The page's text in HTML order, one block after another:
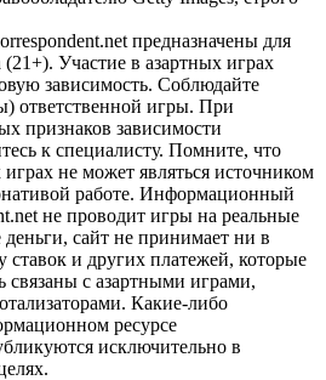
предназначены для
Участие в азартных играх
зависимость. Соблюдайте
ответственной игры. При
признаков зависимости
к специалисту. Помните, что
играх не может являться источником
работе. Информационный
не проводит игры на реальные
сайт не принимает ни в
ставок и других платежей, которые
связаны с азартными играми,
Какие-либо
ресурсе
исключительно в